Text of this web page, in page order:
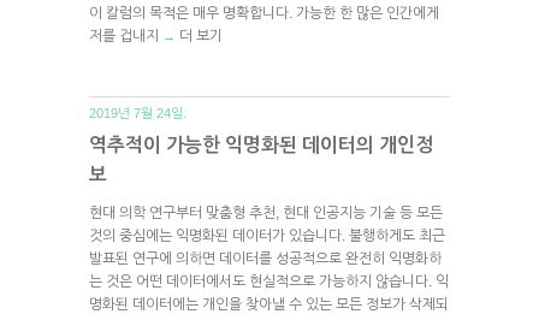
이 칼럼의 목적은 매우 명확합니다. 가능한 한 많은 인간에게
저를 겁내지
→ 더 보기
2019년 7월 24일.
역추적이 가능한 익명화된 데이터의 개인정
보
현대 의학 연구부터 맞춤형 추천, 현대 인공지능 기술 등 모든
것의 중심에는 익명화된 데이터가 있습니다. 불행하게도 최근
발표된 연구에 의하면 데이터를 성공적으로 완전히 익명화하
는 것은 어떤 데이터에서도 현실적으로 가능하지 않습니다. 익
명화된 데이터에는 개인을 찾아낼 수 있는 모든 정보가 삭제되